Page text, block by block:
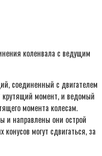
коленвала с ведущим
соединенный с двигателем
крутящий момент, и ведомый
момента колесам.
и направлены они острой
конусов могут сдвигаться, за